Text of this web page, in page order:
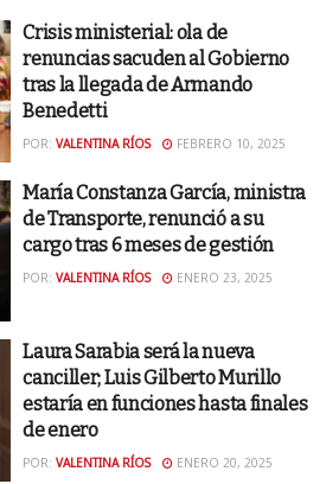
Crisis ministerial: ola de
renuncias sacuden al Gobierno
tras la llegada de Armando
Benedetti
POR: VALENTINA RÍOS FEBRERO 10, 2025
María Constanza García, ministra
de Transporte, renunció a su
cargo tras 6 meses de gestión
POR: VALENTINA RÍOS ENERO 23, 2025
Laura Sarabia será la nueva
canciller; Luis Gilberto Murillo
estaría en funciones hasta finales
de enero
POR: VALENTINA RÍOS ENERO 20, 2025